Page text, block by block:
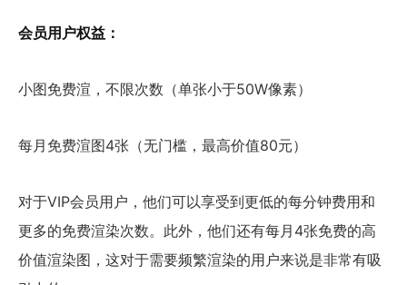
会员用户权益：
小图免费渲，不限次数（单张小于50W像素）
每月免费渲图4张（无门槛，最高价值80元）
对于VIP会员用户，他们可以享受到更低的每分钟费用和
更多的免费渲染次数。此外，他们还有每月4张免费的高
价值渲染图，这对于需要频繁渲染的用户来说是非常有吸